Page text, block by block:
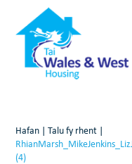
Hafan |Talu fy rhent |
(4)